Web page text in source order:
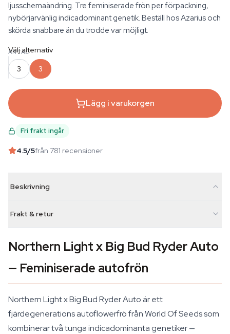
ljusschemaändring. Tre feminiserade frön per förpackning,
nybörjarvänlig indicadominant genetik. Beställ hos Azarius och
skörda snabbare än du trodde var möjligt.
ANTAL
Välj alternativ
3 3
Lägg i varukorgen
Fri frakt ingår
4.5/5från 781 recensioner
Beskrivning
Frakt & retur
Northern Light x Big Bud Ryder Auto
— Feminiserade autofrön
Northern Light x Big Bud Ryder Auto är ett
fjärdegenerations autoflowerfrö från World Of Seeds som
kombinerar två tunga indicadominanta genetiker —